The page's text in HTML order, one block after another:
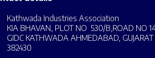
Kathwada Industries Association
KIA BHAVAN, PLOT NO 530/B,ROAD NO
GIDC KATHWADA AHMEDABAD,
382430